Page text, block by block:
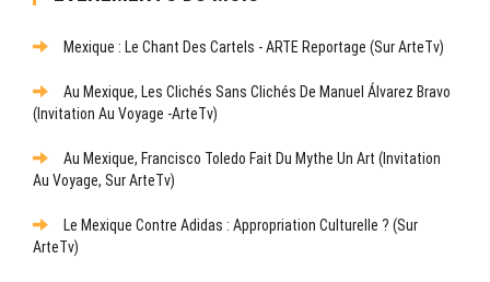
Mexique : Le Chant Des Cartels - ARTE Reportage (sur ArteTv)
Au Mexique, Les Clichés Sans Clichés De Manuel Álvarez Bravo
(Invitation Au Voyage -ArteTv)
Au Mexique, Francisco Toledo Fait Du Mythe Un Art (Invitation
Au Voyage, Sur ArteTv)
Le Mexique Contre Adidas : Appropriation Culturelle ? (sur
ArteTv)